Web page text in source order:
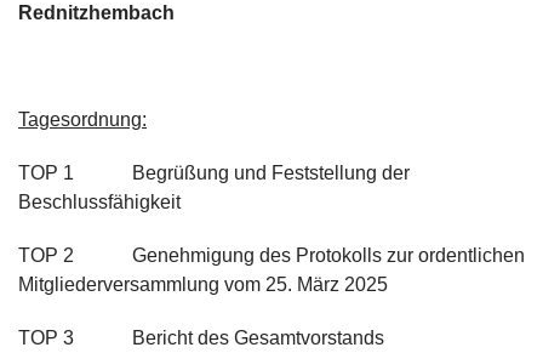
Rednitzhembach
Tagesordnung:
TOP 1 Begrüßung und Feststellung der
Beschlussfähigkeit
TOP 2 Genehmigung des Protokolls zur ordentlichen
Mitgliederversammlung vom 25. März 2025
TOP 3 Bericht des Gesamtvorstands